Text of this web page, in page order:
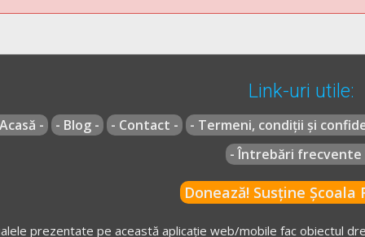
Link-uri utile:
- - Blog - - Contact - - Termeni, condiții și
- Întrebări frecvente
Donează! Susține Școala
prezentate pe această aplicație web/mobile fac obiectul